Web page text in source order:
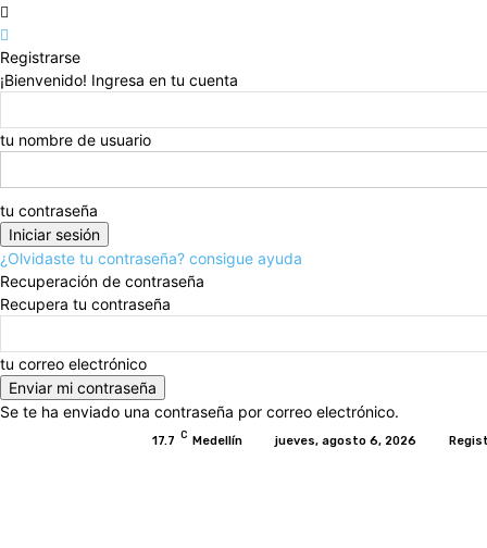
Registrarse
¡Bienvenido! Ingresa en tu cuenta
tu nombre de usuario
tu contraseña
¿Olvidaste tu contraseña? consigue ayuda
Recuperación de contraseña
Recupera tu contraseña
tu correo electrónico
Se te ha enviado una contraseña por correo electrónico.
17.7 C Medellín jueves, agosto 6, 2026